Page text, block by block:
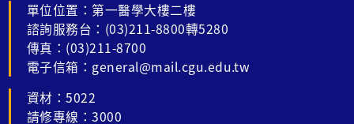
單位位置：第一醫學大樓二樓
諮詢服務台：(03)211-8800轉5280
傳真：(03)211-8700
電子信箱：general@mail.cgu.edu.tw
資材：5022
請修專線：3000